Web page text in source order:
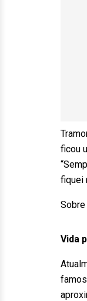
ficou
fiquei
Sobre
Vida